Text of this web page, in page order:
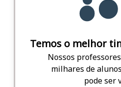
Temos o melhor
Nossos
milhares de
pode ser